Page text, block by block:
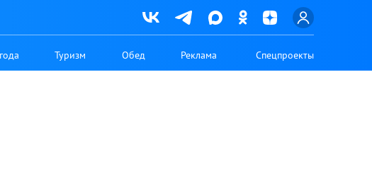
Туризм Обед Реклама Спецпроекты